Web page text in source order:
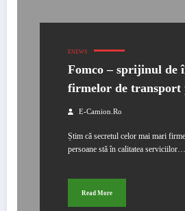
ENEWS
Fomco – sprijinul de
firmelor de transport
E-Camion.ro
Știm că secretul celor mai mari
persoane stă în calitatea serviciilor…
Read More